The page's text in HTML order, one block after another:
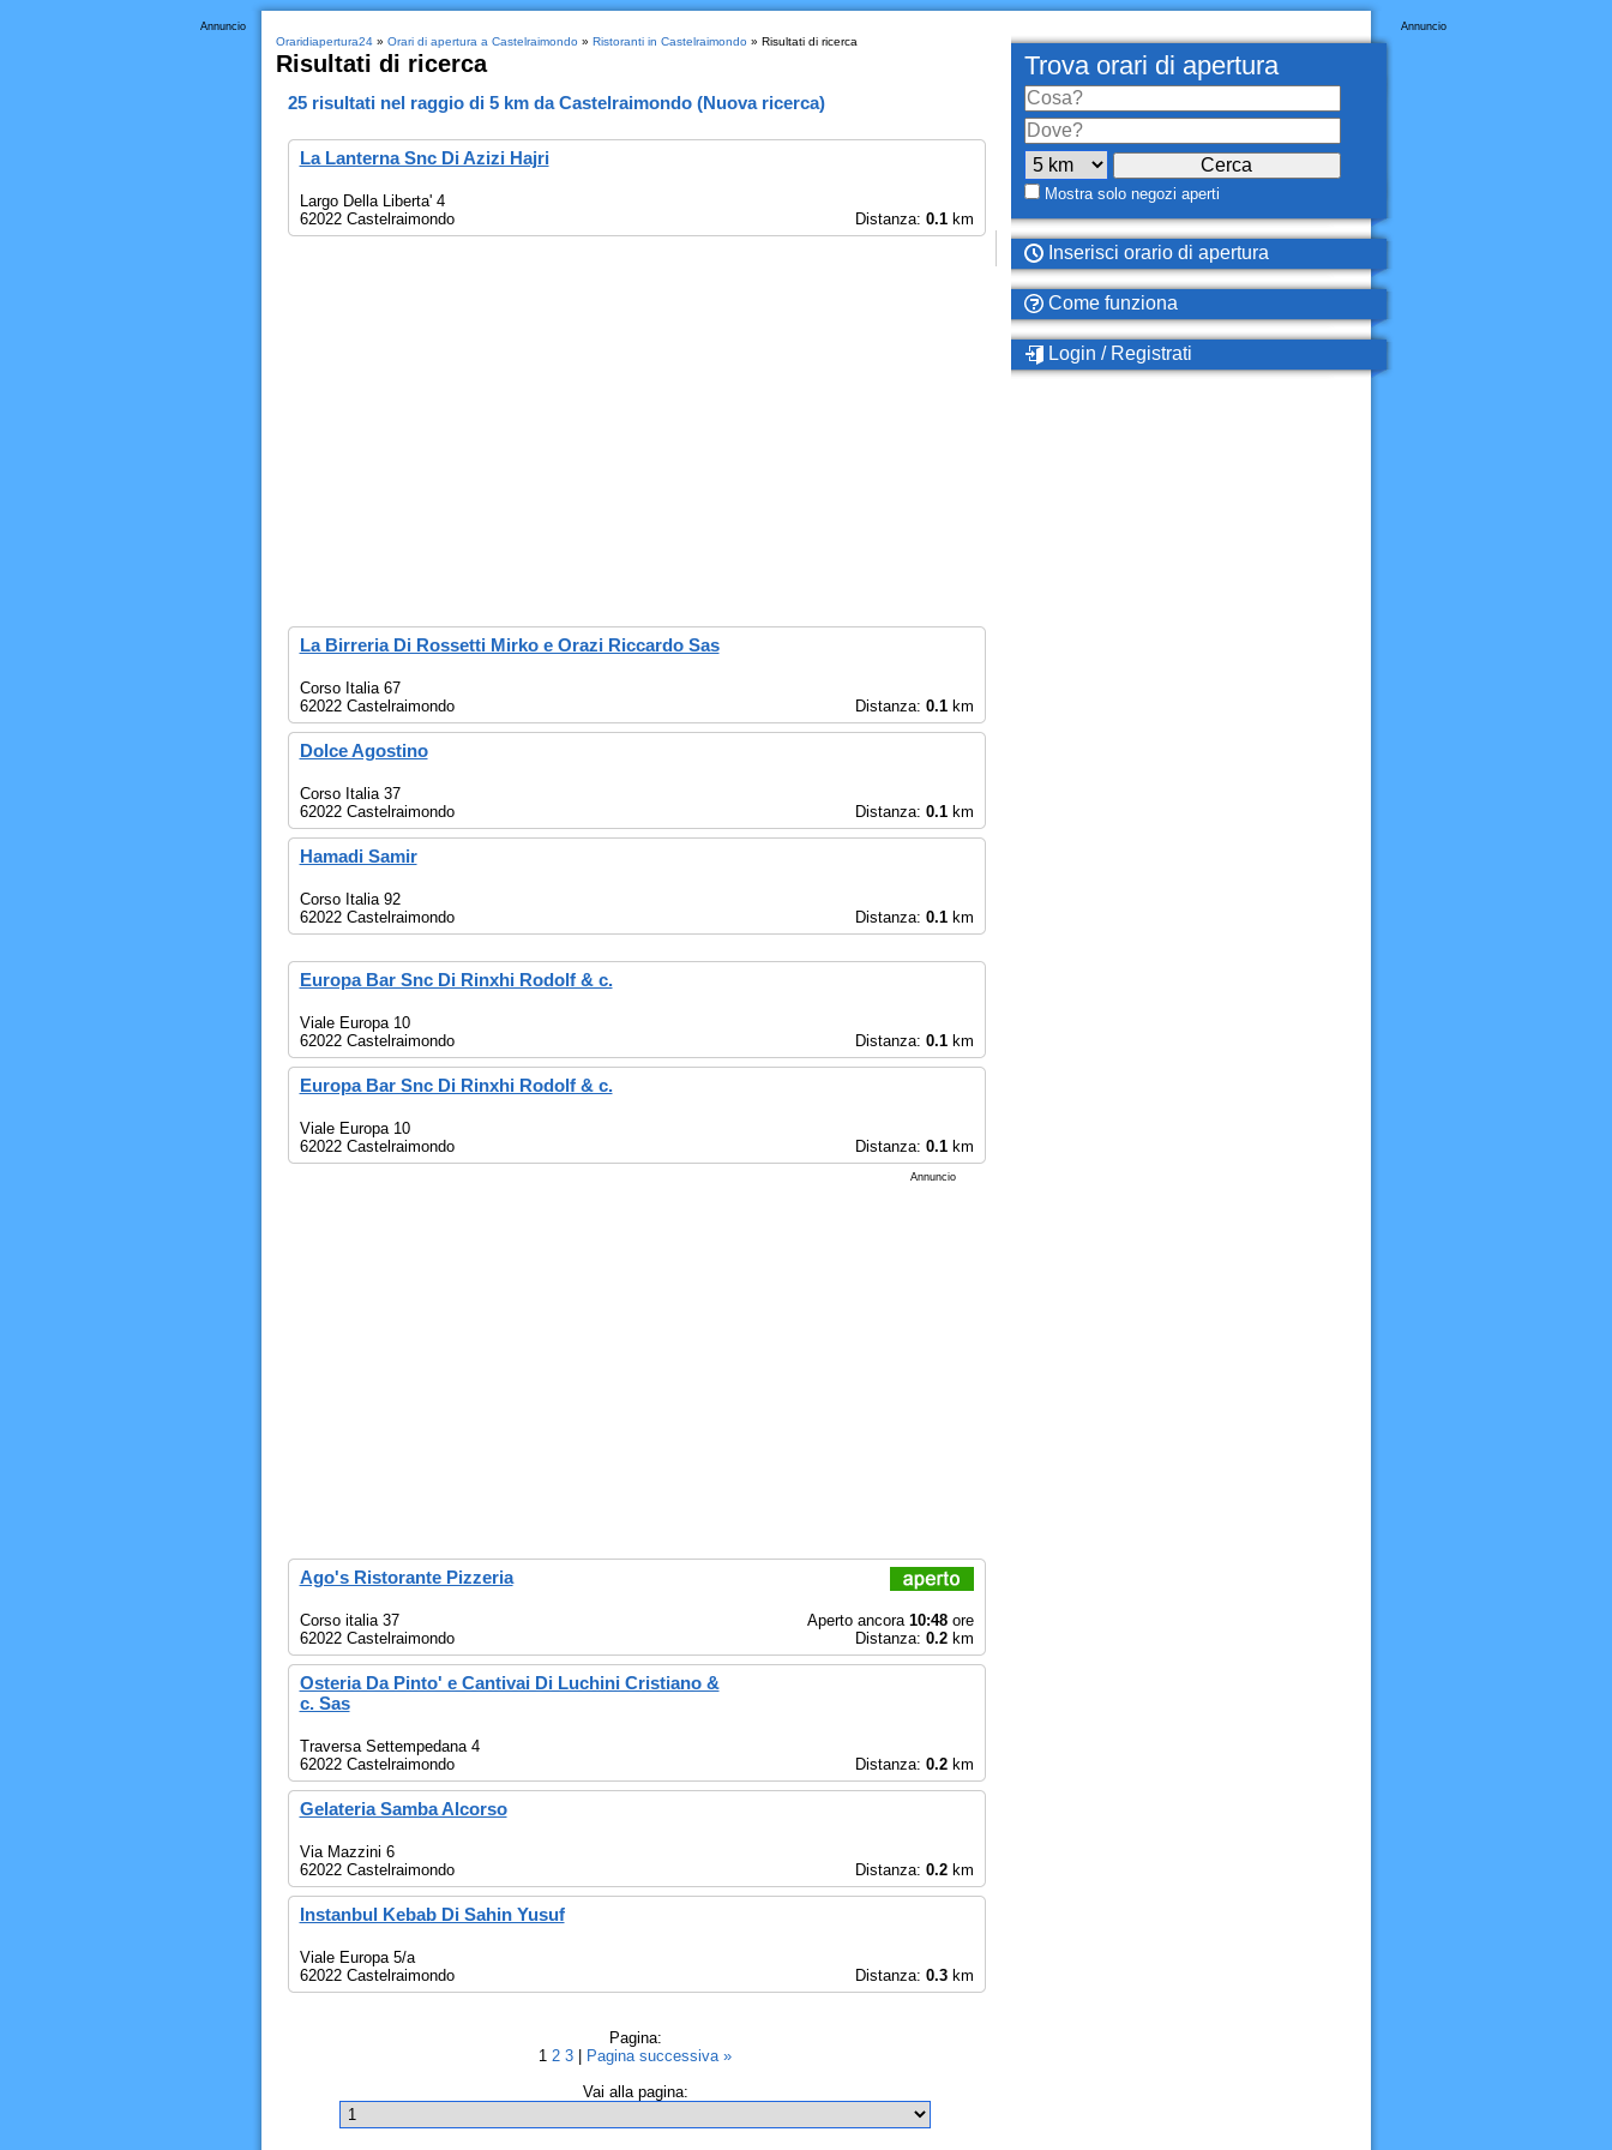
Annuncio
Oraridiapertura24» Orari di apertura a Castelraimondo» Ristoranti in Castelraimondo» Risultati di ricerca
Risultati di ricerca
25risultati nel raggio di 5 kmdaCastelraimondo (Nuova ricerca)
La Lanterna Snc Di Azizi Hajri
Largo Della Liberta' 4
62022 Castelraimondo
Distanza: 0.1km
La Birreria Di Rossetti Mirko e Orazi Riccardo Sas
Corso Italia 67
62022 Castelraimondo
Distanza: 0.1km
Dolce Agostino
Corso Italia 37
62022 Castelraimondo
Distanza: 0.1km
Hamadi Samir
Corso Italia 92
62022 Castelraimondo
Distanza: 0.1km
Europa Bar Snc Di Rinxhi Rodolf & c.
Viale Europa 10
62022 Castelraimondo
Distanza: 0.1km
Europa Bar Snc Di Rinxhi Rodolf & c.
Viale Europa 10
62022 Castelraimondo
Distanza: 0.1km
Annuncio
Ago's Ristorante Pizzeria
Corso italia 37
62022 Castelraimondo
Aperto ancora 10:48ore
Distanza: 0.2km
Osteria Da Pinto' e Cantivai Di Luchini Cristiano &
c. Sas
Traversa Settempedana 4
62022 Castelraimondo
Distanza: 0.2km
Gelateria Samba Alcorso
Via Mazzini 6
62022 Castelraimondo
Distanza: 0.2km
Instanbul Kebab Di Sahin Yusuf
Viale Europa 5/a
62022 Castelraimondo
Distanza: 0.3km
Pagina:
1 2 3
Pagina successiva »
Vai alla pagina:
Annuncio
Trova orari di apertura
Mostra solo negozi aperti
Inserisci orario di apertura
Come funziona
Login / Registrati